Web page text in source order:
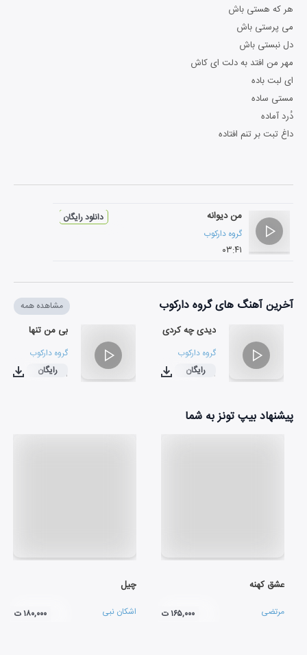
هر که هستی باش
می پرستی باش
دل نبستی باش
مهر من افتد به دلت ای کاش
ای لبت باده
مستی ساده
دُرد آماده
داغ تبت بر تنم افتاده
من دیوانه
گروه دارکوب
۰۳:۴۱
دانلود رایگان
آخرین آهنگ های گروه دارکوب مشاهده همه
دیدی چه کردی
گروه دارکوب
۰۳:۱۹رایگان
بی من تنها
گروه دارکوب
۰۴:۴۱رایگان
پیشنهاد بیپ تونز به شما
عشق کهنه
مرتضی ۱۶۵,۰۰۰ ت
چیل
اشکان نبی ۱۸۰,۰۰۰ ت